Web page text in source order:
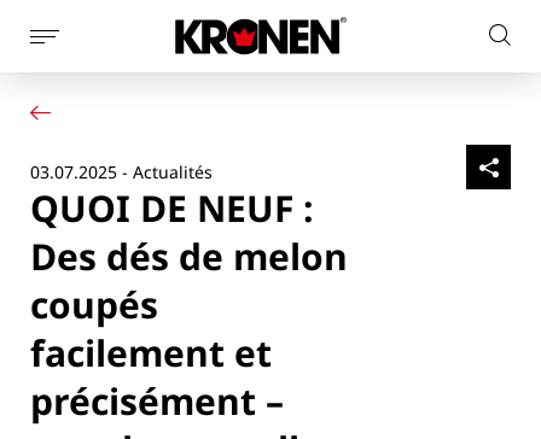
Afficher
la
navigation
latérale
Nos solutions
Actualités
L’entreprise
Contact
03.07.2025 - Actualités
QUOI DE NEUF :
Des dés de melon
coupés
facilement et
précisément –